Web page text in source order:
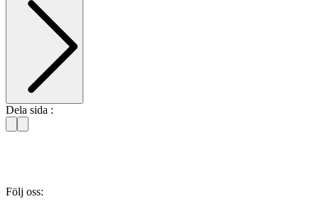
Dela sida :
Följ oss: